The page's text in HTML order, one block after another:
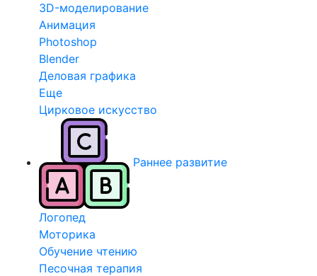
3D-моделирование
Анимация
Photoshop
Blender
Деловая графика
Еще
Цирковое искусство
Раннее развитие
Логопед
Моторика
Обучение чтению
Песочная терапия